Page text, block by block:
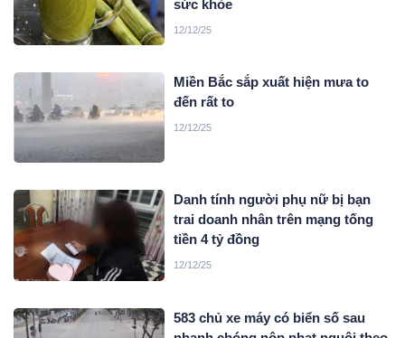
sức khỏe
12/12/25
Miền Bắc sắp xuất hiện mưa to
đến rất to
12/12/25
Danh tính người phụ nữ bị bạn
trai doanh nhân trên mạng tống
tiền 4 tỷ đồng
12/12/25
583 chủ xe máy có biển số sau